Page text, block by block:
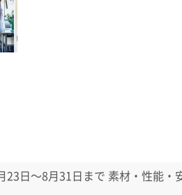
23日〜8月31日まで 素材・性能・